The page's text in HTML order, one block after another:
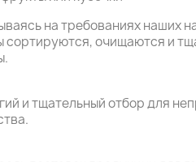
на требованиях наших
сортируются, очищаются и
и тщательный отбор для